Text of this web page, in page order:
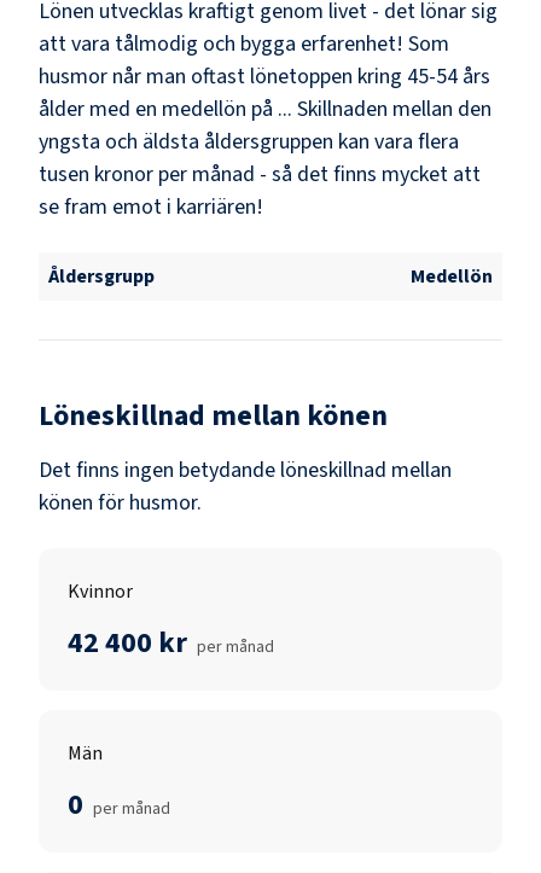
Lönen utvecklas kraftigt genom livet - det lönar sig
att vara tålmodig och bygga erfarenhet! Som
husmor når man oftast lönetoppen kring 45-54 års
ålder med en medellön på ... Skillnaden mellan den
yngsta och äldsta åldersgruppen kan vara flera
tusen kronor per månad - så det finns mycket att
se fram emot i karriären!
Åldersgrupp Medellön
Löneskillnad mellan könen
Det finns ingen betydande löneskillnad mellan
könen för husmor.
Kvinnor
42 400 kr per månad
Män
0 per månad